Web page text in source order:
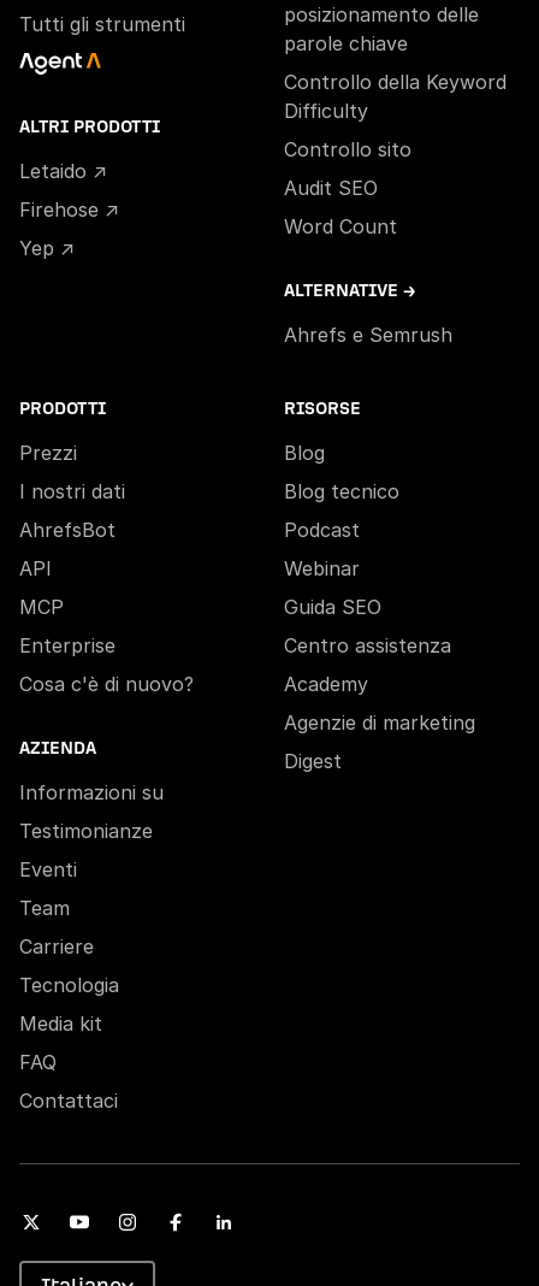
Tutti gli strumenti
ALTRI PRODOTTI
Letaido ↗
Firehose ↗
Yep ↗
posizionamento delle
parole chiave
Controllo della Keyword
Difficulty
Controllo sito
Audit SEO
Word Count
ALTERNATIVE →
Ahrefs e Semrush
PRODOTTI
Prezzi
I nostri dati
AhrefsBot
API
MCP
Enterprise
Cosa c'è di nuovo?
AZIENDA
Informazioni su
Testimonianze
Eventi
Team
Carriere
Tecnologia
Media kit
FAQ
Contattaci
RISORSE
Blog
Blog tecnico
Podcast
Webinar
Guida SEO
Centro assistenza
Academy
Agenzie di marketing
Digest